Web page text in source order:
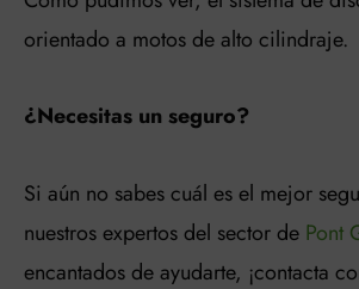
orientado a motos de alto cilindraje.
¿Necesitas un seguro?
Si aún no sabes cuál es el mejor
nuestros expertos del sector de Pont
encantados de ayudarte, ¡contacta